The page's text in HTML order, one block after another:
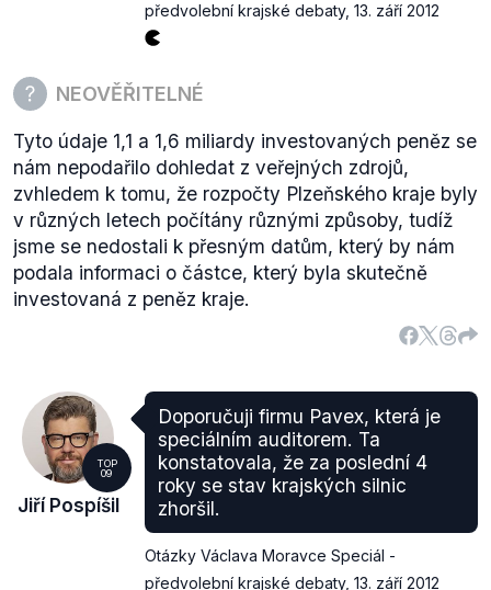
předvolební krajské debaty, 13. září 2012
NEOVĚŘITELNÉ
Tyto údaje 1,1 a 1,6 miliardy investovaných peněz se
nám nepodařilo dohledat z veřejných zdrojů,
zvhledem k tomu, že rozpočty Plzeňského kraje byly
v různých letech počítány různými způsoby, tudíž
jsme se nedostali k přesným datům, který by nám
podala informaci o částce, který byla skutečně
investovaná z peněz kraje.
TOP
09
Jiří Pospíšil
Doporučuji firmu Pavex, která je
speciálním auditorem. Ta
konstatovala, že za poslední 4
roky se stav krajských silnic
zhoršil.
Otázky Václava Moravce Speciál -
předvolební krajské debaty, 13. září 2012